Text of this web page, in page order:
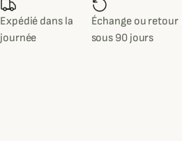
Expédié dans la
journée
Échange ou retour
sous 90 jours